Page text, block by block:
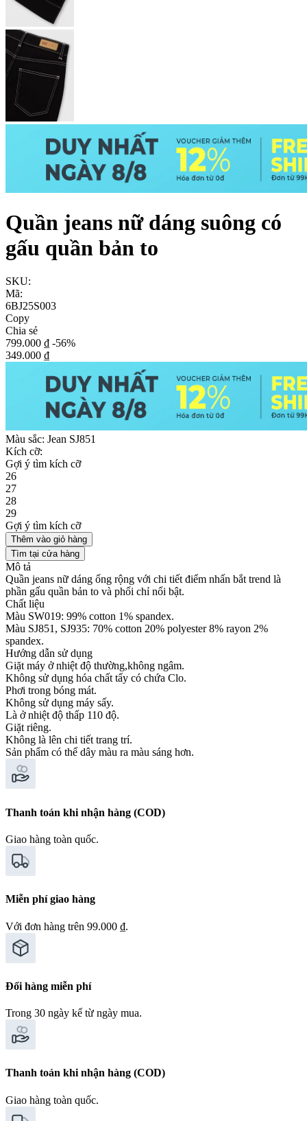
Quần jeans nữ dáng suông có
gấu quần bản to
SKU:
Mã:
6BJ25S003
Copy
Chia sẻ
799.000 ₫ -56%
349.000 ₫
Màu sắc: Jean SJ851
Kích cỡ:
Gợi ý tìm kích cỡ
26
27
28
29
Gợi ý tìm kích cỡ
Thêm vào giỏ hàng
Tìm tại cửa hàng
Mô tả
Quần jeans nữ dáng ống rộng với chi tiết điểm nhấn bắt trend là
phần gấu quần bản to và phối chỉ nổi bật.
Chất liệu
Màu SW019: 99% cotton 1% spandex.
Màu SJ851, SJ935: 70% cotton 20% polyester 8% rayon 2%
spandex.
Hướng dẫn sử dụng
Giặt máy ở nhiệt độ thường,không ngâm.
Không sử dụng hóa chất tẩy có chứa Clo.
Phơi trong bóng mát.
Không sử dụng máy sấy.
Là ở nhiệt độ thấp 110 độ.
Giặt riêng.
Không là lên chi tiết trang trí.
Sản phẩm có thể dây màu ra màu sáng hơn.
Thanh toán khi nhận hàng (COD)
Giao hàng toàn quốc.
Miễn phí giao hàng
Với đơn hàng trên 99.000 ₫.
Đổi hàng miễn phí
Trong 30 ngày kể từ ngày mua.
Thanh toán khi nhận hàng (COD)
Giao hàng toàn quốc.